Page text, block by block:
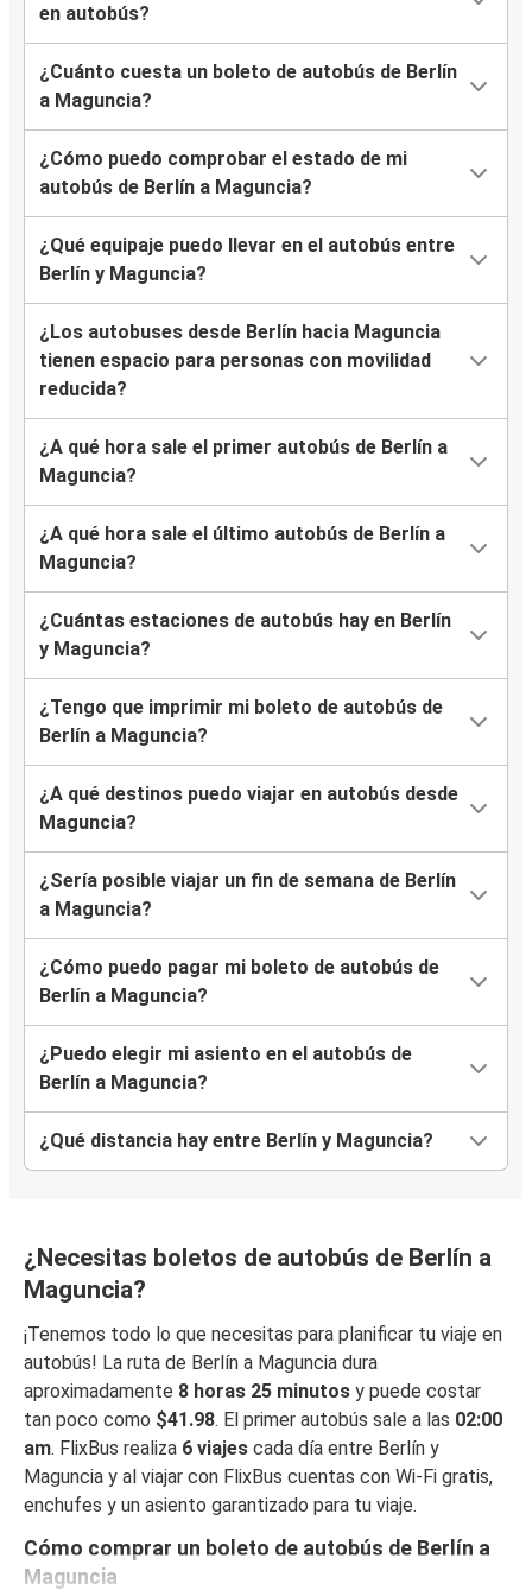
en autobús?
¿Cuánto cuesta un boleto de autobús de Berlín
a Maguncia?
¿Cómo puedo comprobar el estado de mi
autobús de Berlín a Maguncia?
¿Qué equipaje puedo llevar en el autobús entre
Berlín y Maguncia?
¿Los autobuses desde Berlín hacia Maguncia
tienen espacio para personas con movilidad
reducida?
¿A qué hora sale el primer autobús de Berlín a
Maguncia?
¿A qué hora sale el último autobús de Berlín a
Maguncia?
¿Cuántas estaciones de autobús hay en Berlín
y Maguncia?
¿Tengo que imprimir mi boleto de autobús de
Berlín a Maguncia?
¿A qué destinos puedo viajar en autobús desde
Maguncia?
¿Sería posible viajar un fin de semana de Berlín
a Maguncia?
¿Cómo puedo pagar mi boleto de autobús de
Berlín a Maguncia?
¿Puedo elegir mi asiento en el autobús de
Berlín a Maguncia?
¿Qué distancia hay entre Berlín y Maguncia?
¿Necesitas boletos de autobús de Berlín a
Maguncia?
¡Tenemos todo lo que necesitas para planificar tu viaje en
autobús! La ruta de Berlín a Maguncia dura
aproximadamente 8 horas 25 minutos y puede costar
tan poco como $41.98. El primer autobús sale a las 02:00
am. FlixBus realiza 6 viajes cada día entre Berlín y
Maguncia y al viajar con FlixBus cuentas con Wi-Fi gratis,
enchufes y un asiento garantizado para tu viaje.
Cómo comprar un boleto de autobús de Berlín a
Maguncia